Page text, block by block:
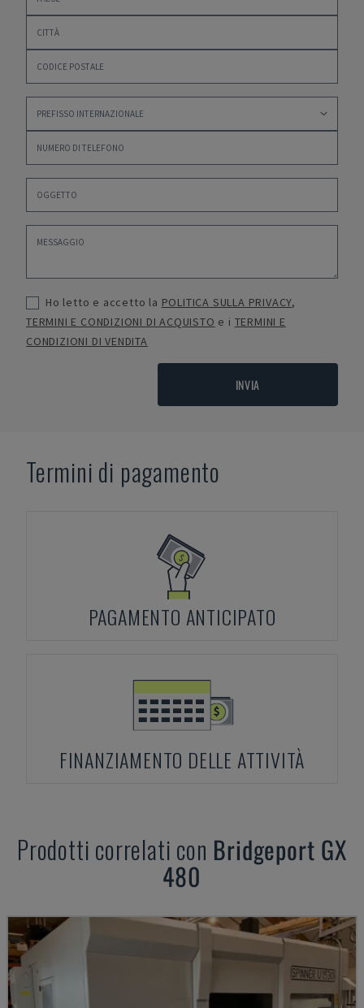
Ho letto e accetto la POLITICA SULLA PRIVACY,
TERMINI E CONDIZIONI DI ACQUISTO e i TERMINI E
CONDIZIONI DI VENDITA
INVIA
Termini di pagamento
PAGAMENTO ANTICIPATO
FINANZIAMENTO DELLE ATTIVITÀ
Prodotti correlati con Bridgeport GX
480